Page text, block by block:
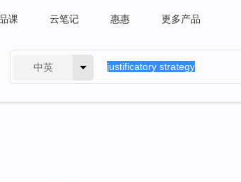
课 云笔记 惠惠 更多产品
中英